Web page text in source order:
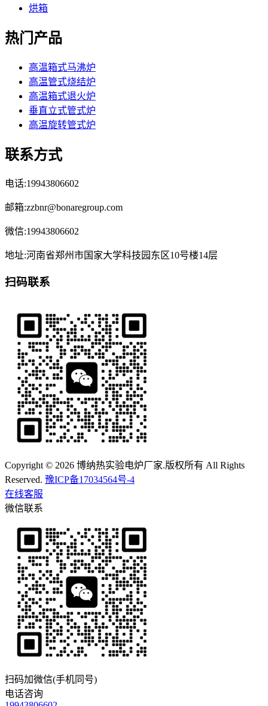
烘箱
热门产品
高温箱式马沸炉
高温管式烧结炉
高温箱式退火炉
垂直立式管式炉
高温旋转管式炉
联系方式
电话:19943806602
邮箱:zzbnr@bonaregroup.com
微信:19943806602
地址:河南省郑州市国家大学科技园东区10号楼14层
扫码联系
Copyright © 2026 博纳热实验电炉厂家.版权所有 All Rights
Reserved. 豫ICP备17034564号-4
在线客服
微信联系
扫码加微信(手机同号)
电话咨询